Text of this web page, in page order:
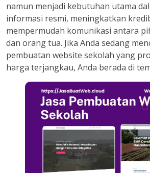
namun menjadi kebutuhan utama
informasi resmi, meningkatkan
mempermudah komunikasi antara
dan orang tua. Jika Anda sedang
pembuatan website sekolah yang
harga terjangkau, Anda berada di